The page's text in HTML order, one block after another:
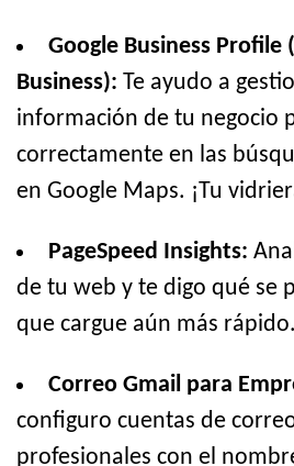
Google Business Profile
Business): Te ayudo a
información de tu negocio
correctamente en las
en Google Maps. ¡Tu
PageSpeed Insights:
de tu web y te digo qué se
que cargue aún más rápido.
Correo Gmail para
configuro cuentas de
profesionales con el